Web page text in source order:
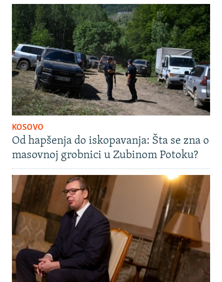
KOSOVO
Od hapšenja do iskopavanja: Šta se zna o
masovnoj grobnici u Zubinom Potoku?